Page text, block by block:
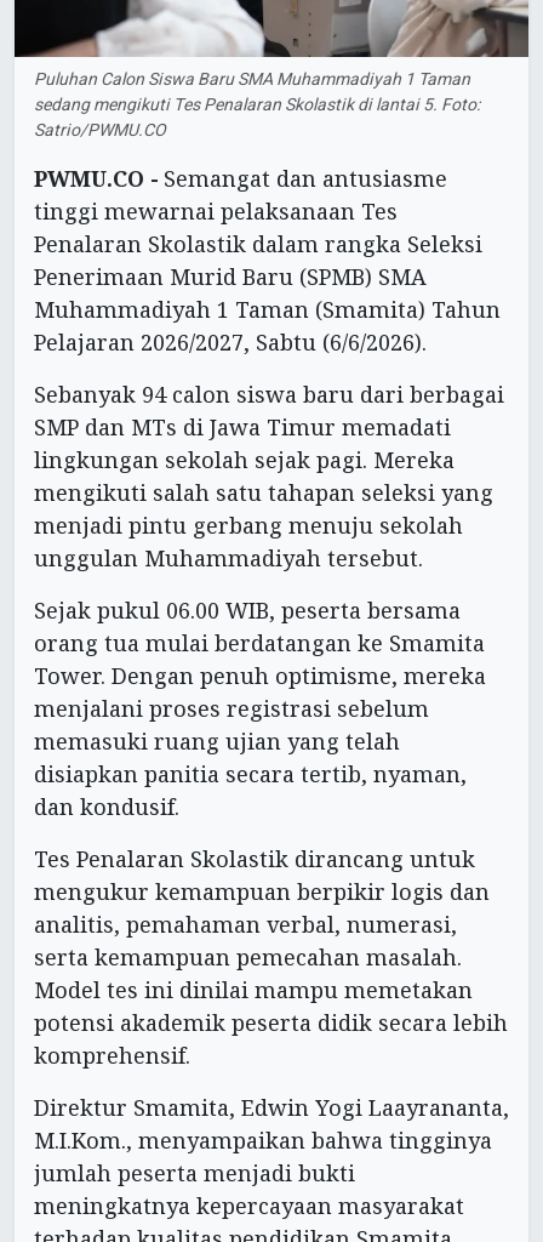
Puluhan Calon Siswa Baru SMA Muhammadiyah 1 Taman
sedang mengikuti Tes Penalaran Skolastik di lantai 5. Foto:
Satrio/PWMU.CO
PWMU.CO - Semangat dan antusiasme
tinggi mewarnai pelaksanaan Tes
Penalaran Skolastik dalam rangka Seleksi
Penerimaan Murid Baru (SPMB) SMA
Muhammadiyah 1 Taman (Smamita) Tahun
Pelajaran 2026/2027, Sabtu (6/6/2026).
Sebanyak 94 calon siswa baru dari berbagai
SMP dan MTs di Jawa Timur memadati
lingkungan sekolah sejak pagi. Mereka
mengikuti salah satu tahapan seleksi yang
menjadi pintu gerbang menuju sekolah
unggulan Muhammadiyah tersebut.
Sejak pukul 06.00 WIB, peserta bersama
orang tua mulai berdatangan ke Smamita
Tower. Dengan penuh optimisme, mereka
menjalani proses registrasi sebelum
memasuki ruang ujian yang telah
disiapkan panitia secara tertib, nyaman,
dan kondusif.
Tes Penalaran Skolastik dirancang untuk
mengukur kemampuan berpikir logis dan
analitis, pemahaman verbal, numerasi,
serta kemampuan pemecahan masalah.
Model tes ini dinilai mampu memetakan
potensi akademik peserta didik secara lebih
komprehensif.
Direktur Smamita, Edwin Yogi Laayrananta,
M.I.Kom., menyampaikan bahwa tingginya
jumlah peserta menjadi bukti
meningkatnya kepercayaan masyarakat